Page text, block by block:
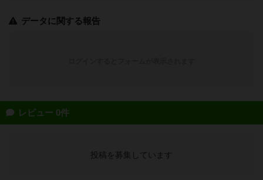
データに関する報告
レビュー 0件
投稿を募集しています